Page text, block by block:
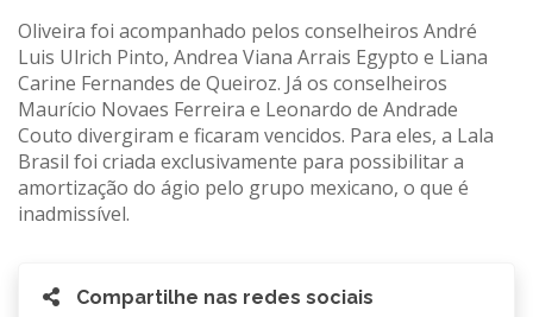
Oliveira foi acompanhado pelos conselheiros André
Luis Ulrich Pinto, Andrea Viana Arrais Egypto e Liana
Carine Fernandes de Queiroz. Já os conselheiros
Maurício Novaes Ferreira e Leonardo de Andrade
Couto divergiram e ficaram vencidos. Para eles, a Lala
Brasil foi criada exclusivamente para possibilitar a
amortização do ágio pelo grupo mexicano, o que é
inadmissível.
Compartilhe nas redes sociais